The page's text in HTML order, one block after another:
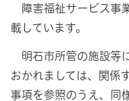
障害福祉サービス事
載しています。
明石市所管の施設等
おかれましては、関係
事項を参照のうえ、同